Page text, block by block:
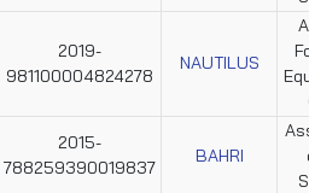
2019-
981100004824278
NAUTILUS
2015-
788259390019837
BAHRI